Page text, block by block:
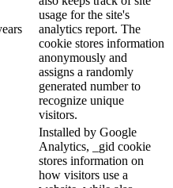
usage for the site's
analytics report. The
cookie stores information
anonymously and
assigns a randomly
generated number to
recognize unique
visitors.
Installed by Google
Analytics, _gid cookie
stores information on
how visitors use a